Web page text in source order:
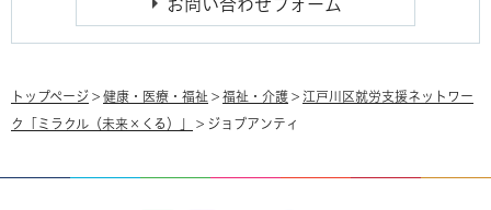
トップページ > 健康・医療・福祉 > 福祉・介護 > 江戸川区就労支援ネットワー
ク「ミラクル（未来×くる）」 > ジョブアンティ